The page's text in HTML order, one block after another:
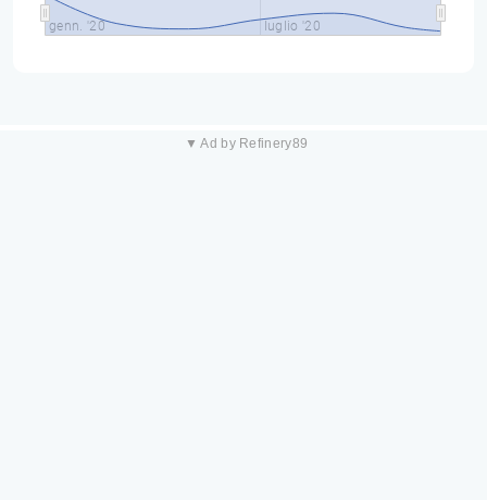
genn. '20 luglio '20
▼ Ad by Refinery89